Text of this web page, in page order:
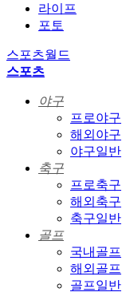
라이프
포토
스포츠월드
스포츠
야구
프로야구
해외야구
야구일반
축구
프로축구
해외축구
축구일반
골프
국내골프
해외골프
골프일반